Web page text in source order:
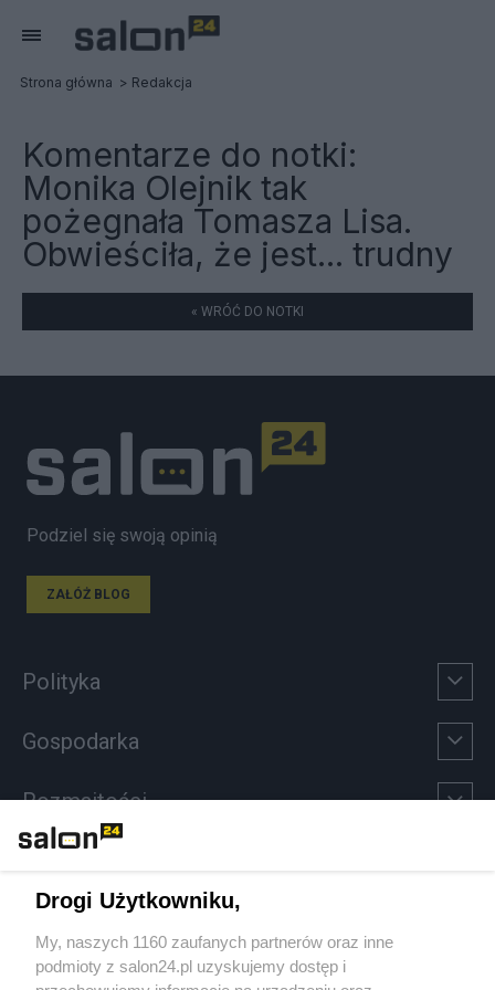
Strona główna Redakcja
Komentarze do notki:
Monika Olejnik tak
pożegnała Tomasza Lisa.
Obwieściła, że jest... trudny
« WRÓĆ DO NOTKI
Podziel się swoją opinią
ZAŁÓŻ BLOG
Polityka
Gospodarka
Rozmaitości
Sport
Społeczeństwo
Drogi Użytkowniku,
My, naszych 1160 zaufanych partnerów oraz inne
podmioty z salon24.pl uzyskujemy dostęp i